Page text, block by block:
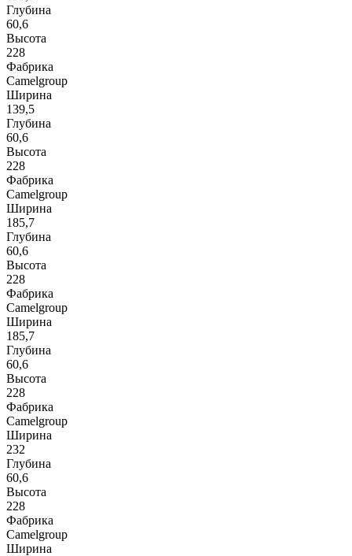
Глубина
60,6
Высота
228
Фабрика
Camelgroup
Ширина
139,5
Глубина
60,6
Высота
228
Фабрика
Camelgroup
Ширина
185,7
Глубина
60,6
Высота
228
Фабрика
Camelgroup
Ширина
185,7
Глубина
60,6
Высота
228
Фабрика
Camelgroup
Ширина
232
Глубина
60,6
Высота
228
Фабрика
Camelgroup
Ширина